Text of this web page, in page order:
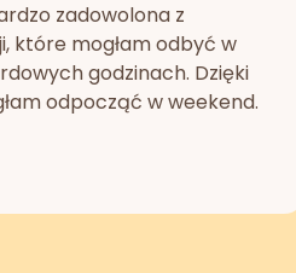
zadowolona z
które mogłam odbyć w
godzinach. Dzięki
odpocząć w weekend.